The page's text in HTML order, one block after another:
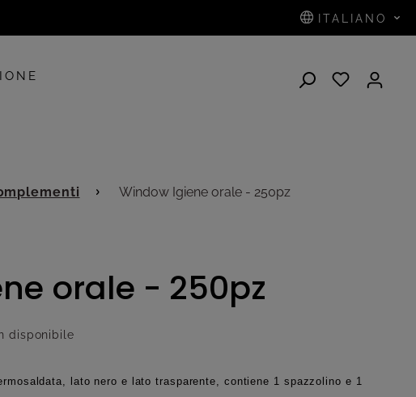
ITALIANO
Window Igiene orale - 250pz
orale - 250pz
disponibile
lato nero e lato trasparente, contiene 1 spazzolino e 1